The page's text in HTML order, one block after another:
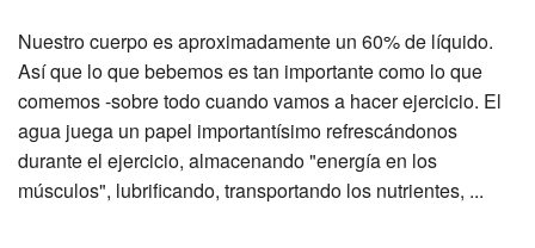
Nuestro cuerpo es aproximadamente un 60% de líquido.
Así que lo que bebemos es tan importante como lo que
comemos -sobre todo cuando vamos a hacer ejercicio. El
agua juega un papel importantísimo refrescándonos
durante el ejercicio, almacenando "energía en los
músculos", lubrificando, transportando los nutrientes, ...